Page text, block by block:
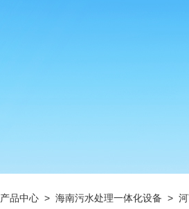
产品中心 > 海南污水处理一体化设备 >